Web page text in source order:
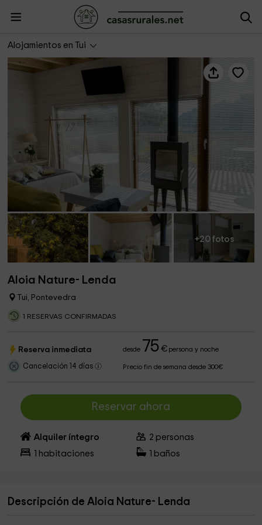
Alojamientos en Tui
Aloia Nature- Lenda
+20 fotos
Aloia Nature- Lenda
Tui, Pontevedra
1 RESERVAS CONFIRMADAS
Reserva inmediata desde 75 €persona y noche
Cancelación 14 días Precio fin de semana desde 300€
Reservar ahora
Alquiler íntegro 2 personas
habitaciones baños
Descripción de Aloia Nature- Lenda